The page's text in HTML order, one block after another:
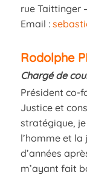
rue Taittinger
Email :
Rodolphe
Chargé de
Président co-
Justice et
stratégique,
l’homme et la
d’années
m’ayant fait